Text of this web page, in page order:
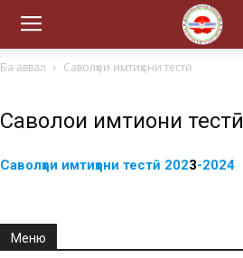
Ба аввал Саволҳои имтиҳони тестӣ
Саволҳои имтиҳони тестӣ
Саволҳои имтиҳони тестӣ 2023-2024
Меню